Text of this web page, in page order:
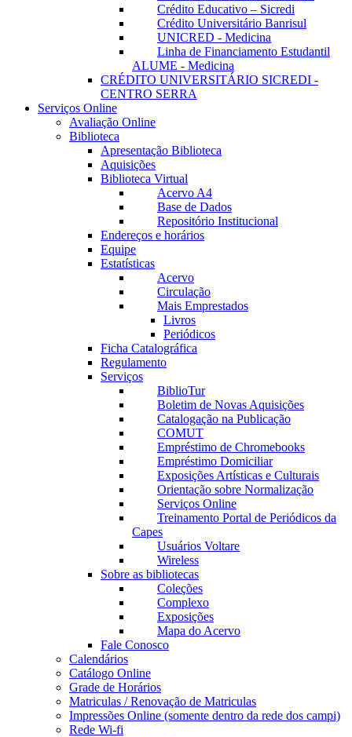
Crédito Educativo – Sicredi
Crédito Universitário Banrisul
UNICRED - Medicina
Linha de Financiamento Estudantil
ALUME - Medicina
CRÉDITO UNIVERSITÁRIO SICREDI -
CENTRO SERRA
Serviços Online
Avaliação Online
Biblioteca
Apresentação Biblioteca
Aquisições
Biblioteca Virtual
Acervo A4
Base de Dados
Repositório Institucional
Endereços e horários
Equipe
Estatísticas
Acervo
Circulação
Mais Emprestados
Livros
Periódicos
Ficha Catalográfica
Regulamento
Serviços
BiblioTur
Boletim de Novas Aquisições
Catalogação na Publicação
COMUT
Empréstimo de Chromebooks
Empréstimo Domiciliar
Exposições Artísticas e Culturais
Orientação sobre Normalização
Serviços Online
Treinamento Portal de Periódicos da
Capes
Usuários Voltare
Wireless
Sobre as bibliotecas
Coleções
Complexo
Exposições
Mapa do Acervo
Fale Conosco
Calendários
Catálogo Online
Grade de Horários
Matriculas / Renovação de Matriculas
Impressões Online (somente dentro da rede dos campi)
Rede Wi-fi